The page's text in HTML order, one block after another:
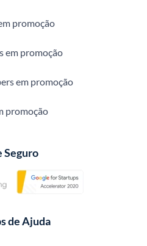
promoção
em promoção
em promoção
promoção
Seguro
de Ajuda